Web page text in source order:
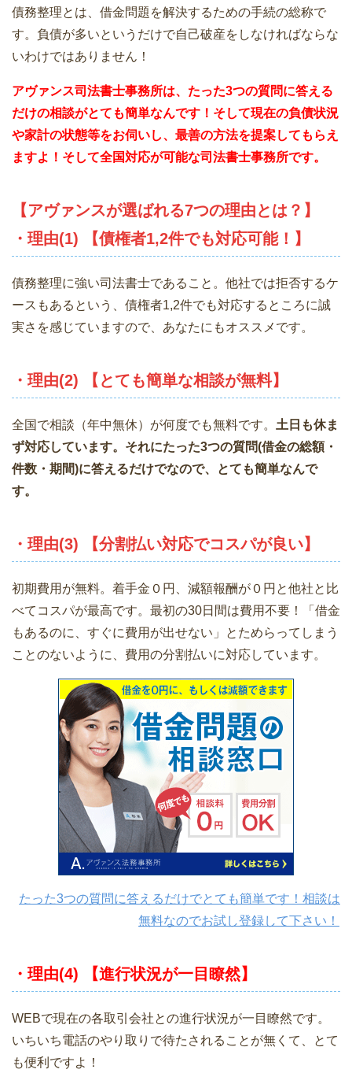
債務整理とは、借金問題を解決するための手続の総称で
す。負債が多いというだけで自己破産をしなければならな
いわけではありません！
アヴァンス司法書士事務所は、 たった3つの質問に答える
だけの相談がとても簡単なんです！そして現在の負債状況
や家計の状態等をお伺いし、最善の方法を提案してもらえ
ますよ！そして全国対応が可能な司法書士事務所です。
【アヴァンスが選ばれる7つの理由とは？】
・理由(1) 【債権者1,2件でも対応可能！】
債務整理に強い司法書士であること。他社では拒否するケ
ースもあるという、債権者1,2件でも対応するところに誠
実さを感じていますので、あなたにもオススメです。
・理由(2) 【とても簡単な相談が無料】
全国で相談（年中無休）が何度でも無料です。 土日も休ま
ず対応しています。それにたった3つの質問(借金の総額・
件数・期間)に答えるだけでなので、とても簡単なんで
す。
・理由(3) 【分割払い対応でコスパが良い】
初期費用が無料。着手金０円、減額報酬が０円と他社と比
べてコスパが最高です。最初の30日間は費用不要！「借金
もあるのに、すぐに費用が出せない」とためらってしまう
ことのないように、費用の分割払いに対応しています。
たった3つの質問に答えるだけでとても簡単です！相談は
無料なのでお試し登録して下さい！
・理由(4) 【進行状況が一目瞭然】
WEBで現在の各取引会社との進行状況が一目瞭然です。
いちいち電話のやり取りで待たされることが無くて、とて
も便利ですよ！